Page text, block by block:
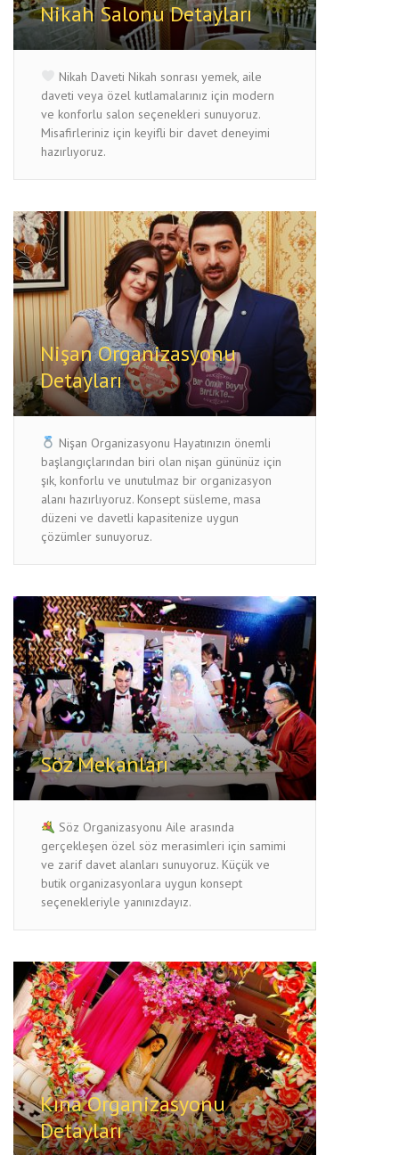
Nikah Salonu Detayları
Nikah Daveti Nikah sonrası yemek, aile
daveti veya özel kutlamalarınız için modern
ve konforlu salon seçenekleri sunuyoruz.
Misafirleriniz için keyifli bir davet deneyimi
hazırlıyoruz.
Nişan Organizasyonu
Detayları
Nişan Organizasyonu Hayatınızın önemli
başlangıçlarından biri olan nişan gününüz için
şık, konforlu ve unutulmaz bir organizasyon
alanı hazırlıyoruz. Konsept süsleme, masa
düzeni ve davetli kapasitenize uygun
çözümler sunuyoruz.
Söz Mekanları
Söz Organizasyonu Aile arasında
gerçekleşen özel söz merasimleri için samimi
ve zarif davet alanları sunuyoruz. Küçük ve
butik organizasyonlara uygun konsept
seçenekleriyle yanınızdayız.
Kına Organizasyonu
Detayları